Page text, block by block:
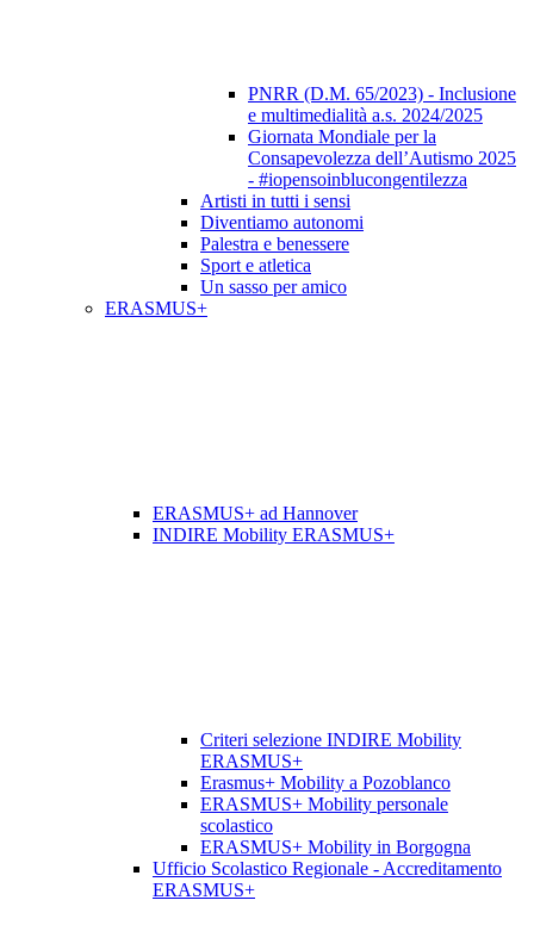
PNRR (D.M. 65/2023) - Inclusione
e multimedialità a.s. 2024/2025
Giornata Mondiale per la
Consapevolezza dell’Autismo 2025
- #iopensoinblucongentilezza
Artisti in tutti i sensi
Diventiamo autonomi
Palestra e benessere
Sport e atletica
Un sasso per amico
ERASMUS+
ERASMUS+ ad Hannover
INDIRE Mobility ERASMUS+
Criteri selezione INDIRE Mobility
ERASMUS+
Erasmus+ Mobility a Pozoblanco
ERASMUS+ Mobility personale
scolastico
ERASMUS+ Mobility in Borgogna
Ufficio Scolastico Regionale - Accreditamento
ERASMUS+